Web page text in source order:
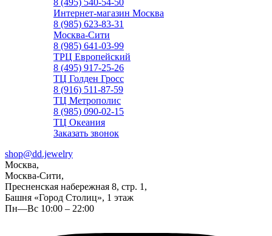
8 (495) 540-54-50
Интернет-магазин Москва
8 (985) 623-83-31
Москва-Сити
8 (985) 641-03-99
ТРЦ Европейский
8 (495) 917-25-26
ТЦ Голден Гросс
8 (916) 511-87-59
ТЦ Метрополис
8 (985) 090-02-15
ТЦ Океания
Заказать звонок
shop@dd.jewelry
Москва,
Москва-Сити,
Пресненская набережная 8, стр. 1,
Башня «Город Столиц», 1 этаж
Пн—Вс 10:00 – 22:00